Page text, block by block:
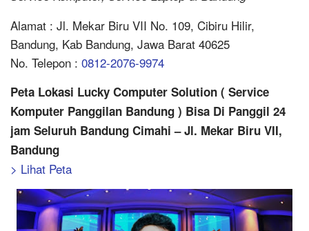
Alamat : Jl. Mekar Biru VII No. 109, Cibiru Hilir,
Bandung, Kab Bandung, Jawa Barat 40625
No. Telepon : 0812-2076-9974
Peta Lokasi Lucky Computer Solution ( Service
Komputer Panggilan Bandung ) Bisa Di Panggil 24
jam Seluruh Bandung Cimahi – Jl. Mekar Biru VII,
Bandung
> Lihat Peta